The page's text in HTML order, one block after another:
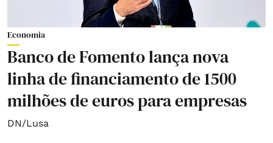
Economia
Banco de Fomento lança nova
linha de financiamento de 1500
milhões de euros para empresas
DN/Lusa